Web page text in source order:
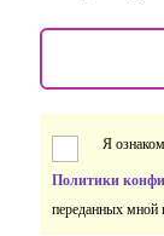
Я
Политики
переданных мной